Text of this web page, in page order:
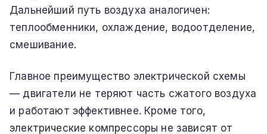
Дальнейший путь воздуха аналогичен:
теплообменники, охлаждение, водоотделение,
смешивание.
Главное преимущество электрической схемы
— двигатели не теряют часть сжатого воздуха
и работают эффективнее. Кроме того,
электрические компрессоры не зависят от